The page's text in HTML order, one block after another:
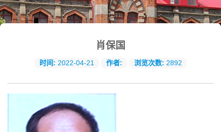
肖保国
时间: 2022-04-21 作者: 浏览次数: 2892